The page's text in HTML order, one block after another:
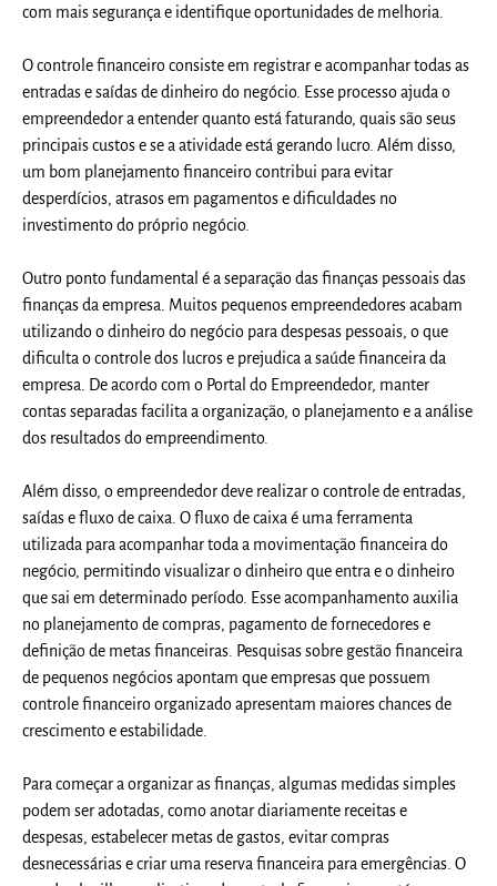
com mais segurança e identifique oportunidades de melhoria.
O controle financeiro consiste em registrar e acompanhar todas as
entradas e saídas de dinheiro do negócio. Esse processo ajuda o
empreendedor a entender quanto está faturando, quais são seus
principais custos e se a atividade está gerando lucro. Além disso,
um bom planejamento financeiro contribui para evitar
desperdícios, atrasos em pagamentos e dificuldades no
investimento do próprio negócio.
Outro ponto fundamental é a separação das finanças pessoais das
finanças da empresa. Muitos pequenos empreendedores acabam
utilizando o dinheiro do negócio para despesas pessoais, o que
dificulta o controle dos lucros e prejudica a saúde financeira da
empresa. De acordo com o Portal do Empreendedor, manter
contas separadas facilita a organização, o planejamento e a análise
dos resultados do empreendimento.
Além disso, o empreendedor deve realizar o controle de entradas,
saídas e fluxo de caixa. O fluxo de caixa é uma ferramenta
utilizada para acompanhar toda a movimentação financeira do
negócio, permitindo visualizar o dinheiro que entra e o dinheiro
que sai em determinado período. Esse acompanhamento auxilia
no planejamento de compras, pagamento de fornecedores e
definição de metas financeiras. Pesquisas sobre gestão financeira
de pequenos negócios apontam que empresas que possuem
controle financeiro organizado apresentam maiores chances de
crescimento e estabilidade.
Para começar a organizar as finanças, algumas medidas simples
podem ser adotadas, como anotar diariamente receitas e
despesas, estabelecer metas de gastos, evitar compras
desnecessárias e criar uma reserva financeira para emergências. O